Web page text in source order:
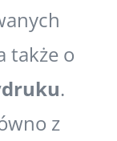
także o
.
z